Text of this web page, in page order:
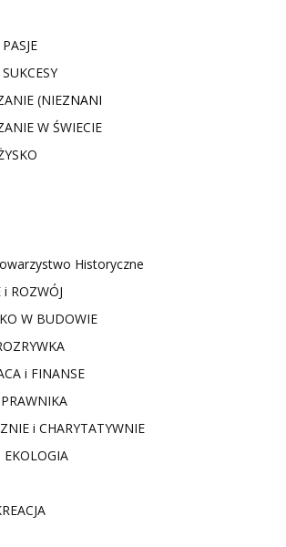
(NIEZNANI
W ŚWIECIE
Historyczne
i ROZWÓJ
W BUDOWIE
i FINANSE
i CHARYTATYWNIE
EKOLOGIA